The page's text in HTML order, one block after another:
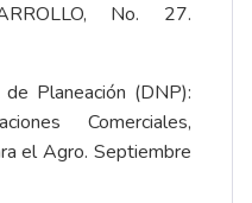
No. 27.
Planeación (DNP):
Comerciales,
el Agro. Septiembre